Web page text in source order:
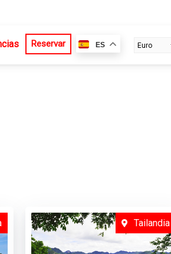
Reservar ES
Euro
Tailandia